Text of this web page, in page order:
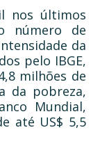
nos últimos
número de
da
pelo IBGE,
milhões de
da pobreza,
Mundial,
até US$ 5,5